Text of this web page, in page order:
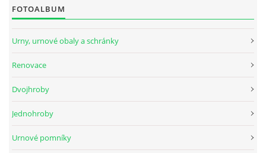
FOTOALBUM
Urny, urnové obaly a schránky
Renovace
Dvojhroby
Jednohroby
Urnové pomníky